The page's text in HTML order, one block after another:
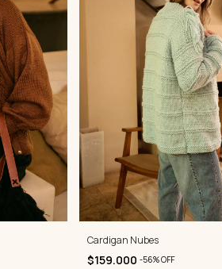
Cardigan Nubes
$159.000 -56%OFF